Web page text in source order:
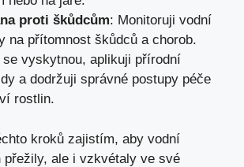
proti škůdcům: Monitoruji vodní
na přítomnost škůdců a chorob.
se vyskytnou, aplikuji přírodní
a dodržuji správné postupy péče
rostlin.
kroků zajistím, aby vodní
přežily, ale i vzkvétaly ve své